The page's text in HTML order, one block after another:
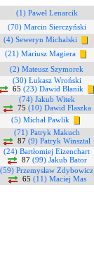
(1) Paweł Lenarcik
(70) Marcin Sierczyński
(4) Seweryn Michalski
(21) Mariusz Magiera
(2) Mateusz Szymorek
(30) Łukasz Wroński
65 (23) Dawid Błanik
(74) Jakub Witek
75 (10) Dawid Flaszka
(5) Michał Pawlik
(71) Patryk Makuch
87 (9) Patryk Winsztal
(24) Bartłomiej Eizenchart
87 (99) Jakub Bator
(59) Przemysław Zdybowicz
65 (11) Maciej Mas